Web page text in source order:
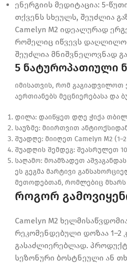
ენერგიის მედიტაცია: 5-
თქვენს სხეულს, შეუძლია
Camelyn M2 იდეალურად
რომელიც იწვევს
შეუძლია მნიშვნელოვნად
5 ნატუროპათიული
იმისათვის, რომ გაგიადვილოთ
აერთიანებს მეცნიერებასა და
დილა: დაიწყეთ დღე ჭიქა
საუზმე: მიირთვით
შუადღე: მიიღეთ Camelyn M2
შუადღის შემდეგ: შეასრულეთ
საღამო: მოამზადეთ
ეს გეგმა მარტივი
მეთოდებთან, რომლებიც
როგორ
Camelyn M2
რეკომენდებული დოზაა 1–2
გასაძლიერებლად.
სეზონური ბოსტნეული ან